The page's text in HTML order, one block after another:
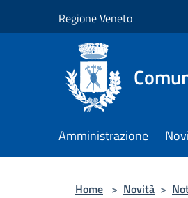
Regione Veneto
Amministrazione
Home > Novità >